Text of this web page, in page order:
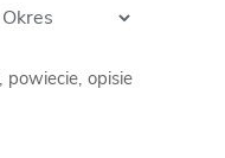
opisie